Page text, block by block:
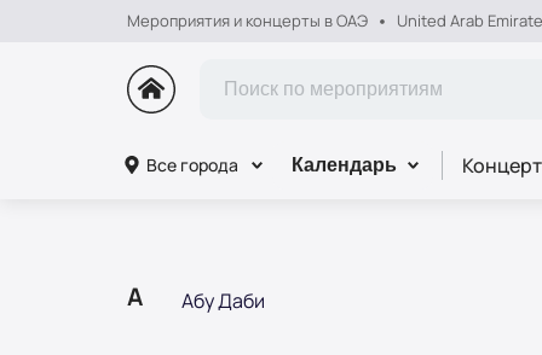
Мероприятия и концерты в ОАЭ United Arab
Все города Календарь Концерт
А Абу Даби